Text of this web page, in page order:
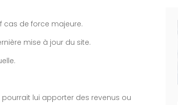
cas de force majeure.
mise à jour du site.
lui apporter des revenus ou